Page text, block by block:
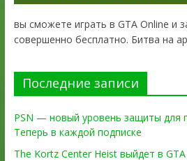
вы сможете играть в GTA Online и
совершенно бесплатно. Битва на
Последние записи
PSN — новый уровень защиты для
Теперь в каждой подписке
The Kortz Center Heist выйдет в